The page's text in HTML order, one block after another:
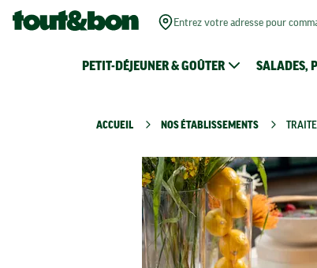
Entrez votre adresse pour
PETIT-DÉJEUNER & GOÛTER SALADES,
ACCUEIL NOS ÉTABLISSEMENTS